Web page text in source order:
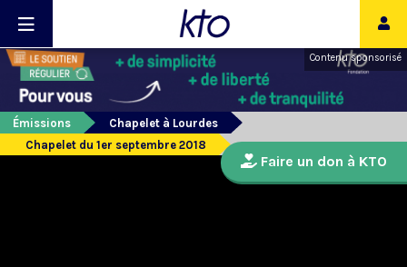
Contenu sponsorisé
Émissions
Chapelet à Lourdes
Chapelet du 1er septembre 2018
Faire un don à KTO